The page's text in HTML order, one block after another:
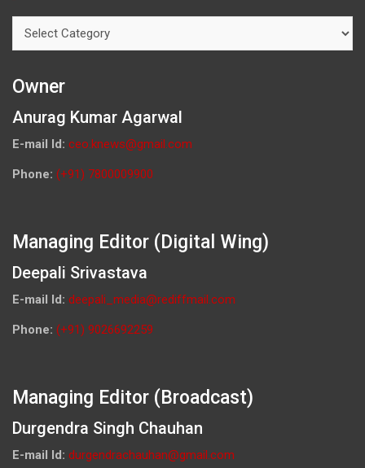
Owner
Anurag Kumar Agarwal
E-mail Id: ceo.knews@gmail.com
Phone: (+91) 7800009900
Managing Editor (Digital Wing)
Deepali Srivastava
E-mail Id: deepali_media@rediffmail.com
Phone: (+91) 9026692259
Managing Editor (Broadcast)
Durgendra Singh Chauhan
E-mail Id: durgendrachauhan@gmail.com